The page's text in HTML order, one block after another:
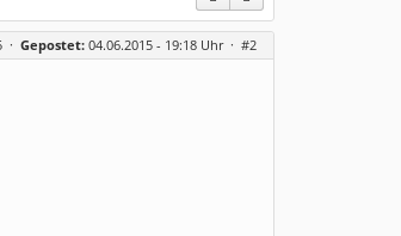
· Gepostet: 04.06.2015 - 19:18 Uhr · #2